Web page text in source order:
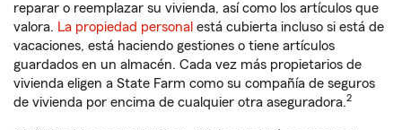
reparar o reemplazar su vivienda, así como los artículos que
valora. La propiedad personal está cubierta incluso si está de
vacaciones, está haciendo gestiones o tiene artículos
guardados en un almacén. Cada vez más propietarios de
vivienda eligen a State Farm como su compañía de seguros
de vivienda por encima de cualquier otra aseguradora.2